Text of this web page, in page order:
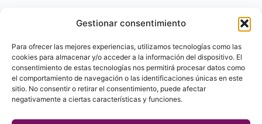
Gestionar consentimiento
Para ofrecer las mejores experiencias, utilizamos tecnologías como las
cookies para almacenar y/o acceder a la información del dispositivo. El
consentimiento de estas tecnologías nos permitirá procesar datos como
el comportamiento de navegación o las identificaciones únicas en este
sitio. No consentir o retirar el consentimiento, puede afectar
negativamente a ciertas características y funciones.
Aviso Legal
Política de privacidad
Política de Cookies
Contacto